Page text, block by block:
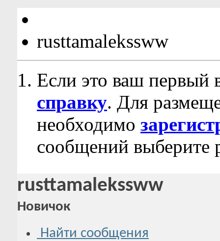
rusttamalekssww
Если это ваш первый
справку. Для
необходимо
сообщений выберите
rusttamalekssww
Новичок
Найти сообщения